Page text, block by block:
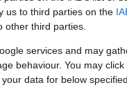
us to third parties on the
other third parties.
services and may
behaviour. You may
data for below
πόρισμα